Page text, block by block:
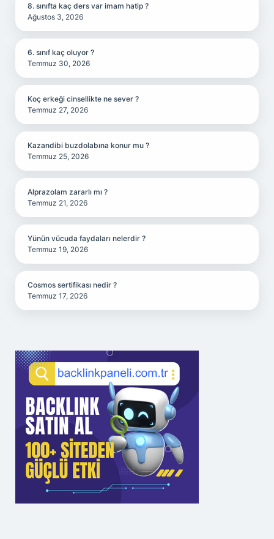
8. sınıfta kaç ders var imam hatip ?
Ağustos 3, 2026
6. sınıf kaç oluyor ?
Temmuz 30, 2026
Koç erkeği cinsellikte ne sever ?
Temmuz 27, 2026
Kazandibi buzdolabına konur mu ?
Temmuz 25, 2026
Alprazolam zararlı mı ?
Temmuz 21, 2026
Yünün vücuda faydaları nelerdir ?
Temmuz 19, 2026
Cosmos sertifikası nedir ?
Temmuz 17, 2026